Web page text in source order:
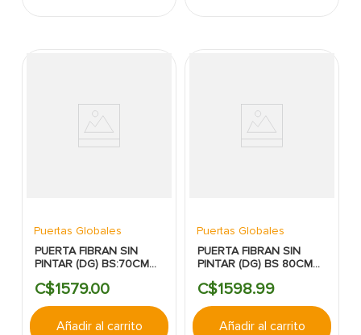
Puertas Globales
PUERTA FIBRAN SIN
PINTAR (DG) BS:70CMS
21OCMS:6TABLEROS:INTERIORES
C$1579.00
Añadir al carrito
Puertas Globales
PUERTA FIBRAN SIN
PINTAR (DG) BS 80CMS
INTERIORES
C$1598.99
Añadir al carrito